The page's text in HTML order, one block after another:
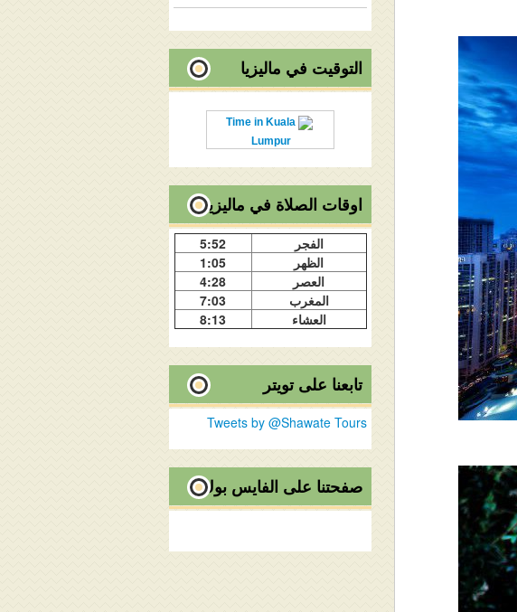
التوقيت في ماليزيا
Time in Kuala
Lumpur
اوقات الصلاة في ماليزيا
الفجر
5:52
الظهر
1:05
العصر
4:28
المغرب
7:03
العشاء
8:13
تابعنا على تويتر
Tweets by @Shawate Tours
صفحتنا على الفايس بوك